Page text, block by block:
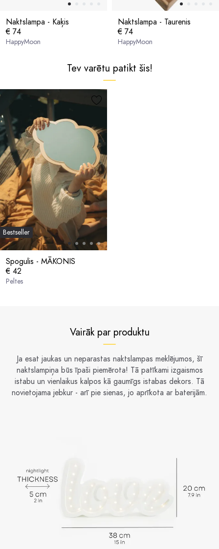
Naktslampa - Kaķis
€ 74
HappyMoon
Naktslampa - Taurenis
€ 74
HappyMoon
Tev varētu patikt šis!
Bestseller
Spogulis - MĀKONIS
€ 42
Peltes
Vairāk par produktu
Ja esat jaukas un neparastas naktslampas meklējumos, šī
naktslampiņa būs īpaši piemērota! Tā patīkami izgaismos
istabu un vienlaikus kalpos kā gaumīgs istabas dekors. Tā
novietojama jebkur - arī pie sienas, jo aprīkota ar baterijām.